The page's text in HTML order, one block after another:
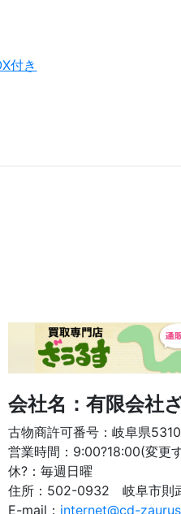
付き
会社名：有限会社
古物商許可番号：岐阜県
営業時間：9:00?18:00(変更
休?：毎週日曜
住所：502-0932 岐阜市則
E-mail： internet@cd-